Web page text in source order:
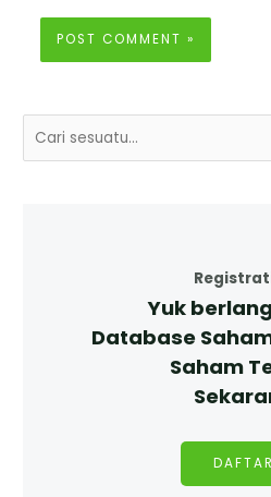
Yuk
Database
Saham
DAFTAR